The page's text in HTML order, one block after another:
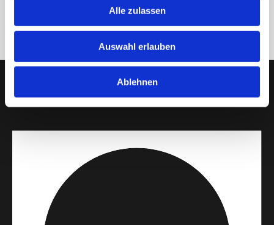
Alle zulassen
Auswahl erlauben
Ablehnen
ZURÜCK